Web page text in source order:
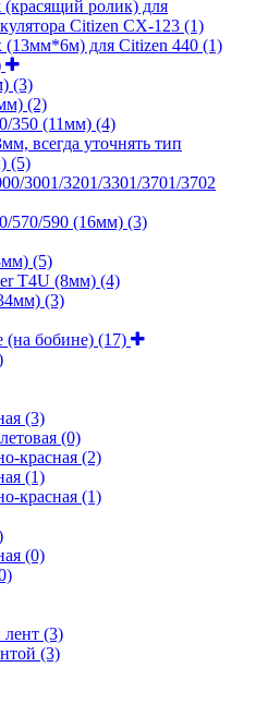
ролик) для
Citizen CX-123 (1)
(13мм*6м) для Citizen 440 (1)
(3)
(2)
350 (11мм) (4)
всегда уточнять тип
(5)
3001/3201/3301/3701/3702
570/590 (16мм) (3)
(5)
T4U (8мм) (4)
(3)
(на бобине) (17)
(3)
(0)
красная (2)
(1)
красная (1)
(0)
лент (3)
(3)